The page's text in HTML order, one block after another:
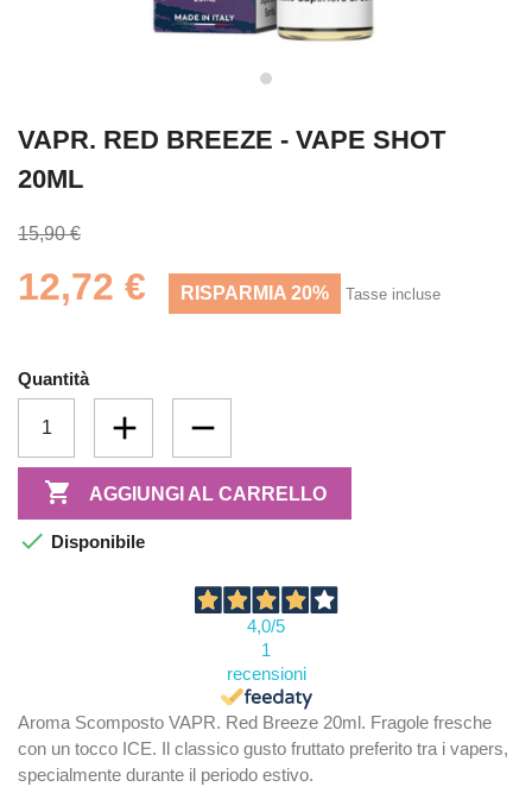
VAPR. RED BREEZE - VAPE SHOT
20ML
15,90 €
12,72 € RISPARMIA 20% Tasse incluse
Quantità
 AGGIUNGI AL CARRELLO
 Disponibile
4,0/5
1
recensioni
Aroma Scomposto VAPR. Red Breeze 20ml. Fragole fresche
con un tocco ICE. Il classico gusto fruttato preferito tra i vapers,
specialmente durante il periodo estivo.